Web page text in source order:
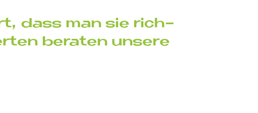
dass man sie rich­
be­ra­ten un­se­re